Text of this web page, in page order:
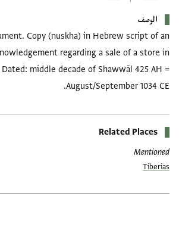
الوصف
Copy (nuskha) in Hebrew script of an
regarding a sale of a store in
Dated: middle decade of Shawwāl 425 AH =
August/September 1034 CE.
Related Places
Mentioned
Tiberias